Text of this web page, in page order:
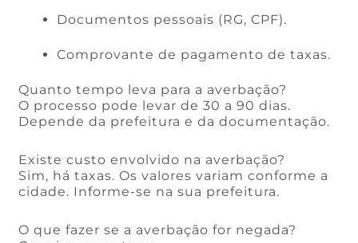
Documentos pessoais (RG, CPF).
Comprovante de pagamento de taxas.
Quanto tempo leva para a averbação?
O processo pode levar de 30 a 90 dias.
Depende da prefeitura e da documentação.
Existe custo envolvido na averbação?
Sim, há taxas. Os valores variam conforme a
cidade. Informe-se na sua prefeitura.
O que fazer se a averbação for negada?